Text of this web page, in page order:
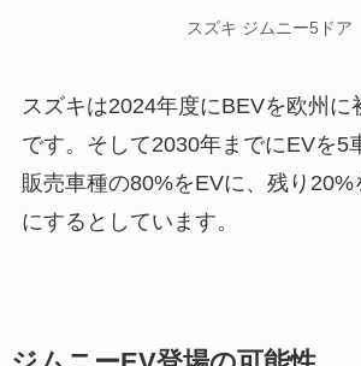
スズキ ジムニー5ドア
スズキは2024年度にBEVを欧州に
です。そして2030年までにEVを5
販売車種の80%をEVに、残り20%
にするとしています。